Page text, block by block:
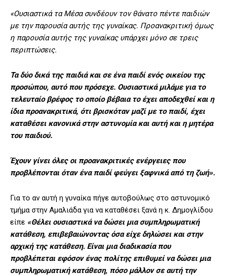
«Ουσιαστικά τα Μέσα συνδέουν τον θάνατο πέντε παιδιών
με την παρουσία αυτής της γυναίκας. Προανακριτική όμως
η παρουσία αυτής της γυναίκας υπάρχει μόνο σε τρεις
περιπτώσεις.
Τα δύο δικά της παιδιά και σε ένα παιδί ενός οικείου της
προσώπου, αυτό που πρόσεχε. Ουσιαστικά μιλάμε για το
τελευταίο βρέφος το οποίο βέβαια το έχει αποδεχθεί και η
ίδια προανακριτικά, ότι βρισκόταν μαζί με το παιδί, έχει
καταθέσει κανονικά στην αστυνομία και αυτή και η μητέρα
του παιδιού.
Έχουν γίνει όλες οι προανακριτικές ενέργειες που
προβλέπονται όταν ένα παιδί φεύγει ξαφνικά από τη ζωή».
Για το αν αυτή η γυναίκα πήγε αυτοβούλως στο αστυνομικό
τμήμα στην Αμαλιάδα για να καταθέσει ξανά η κ. Δημογλίδου
είπε «Θέλει ουσιαστικά να δώσει μια συμπληρωματική
κατάθεση, επιβεβαιώνοντας όσα είχε δηλώσει και στην
αρχική της κατάθεση. Είναι μια διαδικασία που
προβλέπεται εφόσον ένας πολίτης επιθυμεί να δώσει μια
συμπληρωματική κατάθεση, πόσο μάλλον σε αυτή την